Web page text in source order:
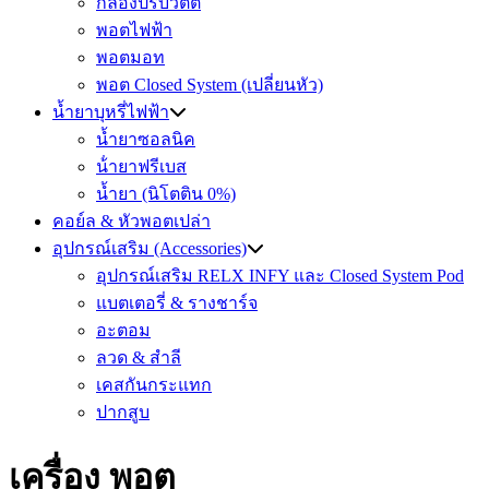
พอตไฟฟ้า
พอตมอท
พอต Closed System (เปลี่ยนหัว)
น้ำยาบุหรี่ไฟฟ้า
น้ำยาซอลนิค
น้ํายาฟรีเบส
น้ำยา (นิโตติน 0%)
คอย์ล & หัวพอตเปล่า
อุปกรณ์เสริม (Accessories)
อุปกรณ์เสริม RELX INFY และ Closed System Pod
แบตเตอรี่ & รางชาร์จ
อะตอม
ลวด ​& สำลี
เคสกันกระแทก
ปากสูบ
เครื่อง พอต